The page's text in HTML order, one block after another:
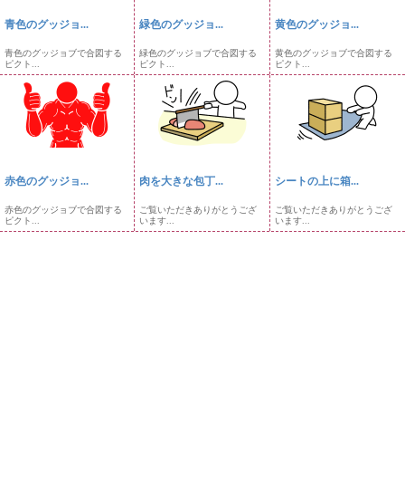
青色のグッジョ...
青色のグッジョブで合図する
ピクト...
緑色のグッジョ...
緑色のグッジョブで合図する
ピクト...
黄色のグッジョ...
黄色のグッジョブで合図する
ピクト...
赤色のグッジョ...
赤色のグッジョブで合図する
ピクト...
肉を大きな包丁...
ご覧いただきありがとうござ
います...
シートの上に箱...
ご覧いただきありがとうござ
います...